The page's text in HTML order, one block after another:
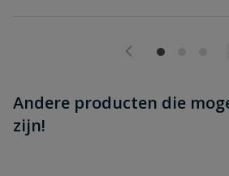
Andere producten die
zijn!